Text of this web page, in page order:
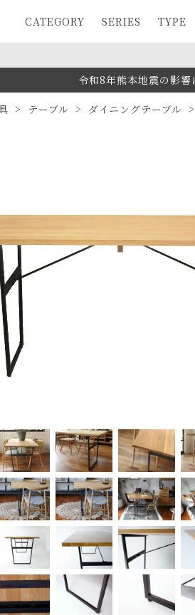
CATEGORY SERIES TYPE
令和8年熊本地震の影
テーブル ダイニングテーブル